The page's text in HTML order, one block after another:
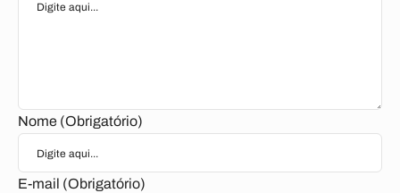
Nome (Obrigatório)
E-mail (Obrigatório)